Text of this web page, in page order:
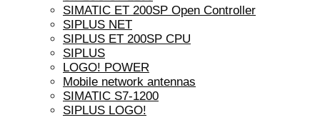
SIMATIC ET 200SP Open Controller
SIPLUS NET
SIPLUS ET 200SP CPU
SIPLUS
LOGO! POWER
Mobile network antennas
SIMATIC S7-1200
SIPLUS LOGO!